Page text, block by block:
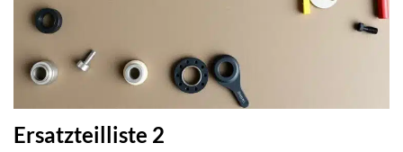
Ersatzteilliste 2